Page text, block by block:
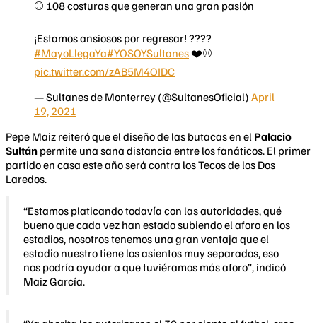
⚾️ 108 costuras que generan una gran pasión
¡Estamos ansiosos por regresar! ????
#MayoLlegaYa#YOSOYSultanes ❤️⚾️
pic.twitter.com/zAB5M4OIDC
— Sultanes de Monterrey (@SultanesOficial) April
19, 2021
Pepe Maiz reiteró que el diseño de las butacas en el Palacio
Sultán permite una sana distancia entre los fanáticos. El primer
partido en casa este año será contra los Tecos de los Dos
Laredos.
“Estamos platicando todavía con las autoridades, qué
bueno que cada vez han estado subiendo el aforo en los
estadios, nosotros tenemos una gran ventaja que el
estadio nuestro tiene los asientos muy separados, eso
nos podría ayudar a que tuviéramos más aforo”, indicó
Maiz García.